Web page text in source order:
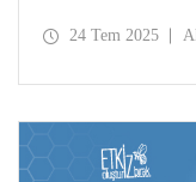
olmak üzere özel
24 Tem 2025